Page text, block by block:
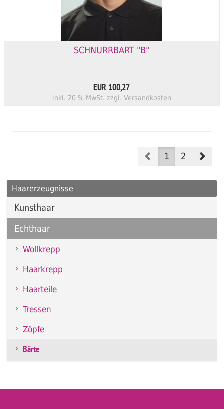
SCHNURRBART "B"
EUR 100,27
inkl. 20 % MwSt. zzgl. Versandkosten
Prev1 2
Haarerzeugnisse
Kunsthaar
Echthaar
Wollkrepp
Haarkrepp
Haarteile
Tressen
Zöpfe
Bärte